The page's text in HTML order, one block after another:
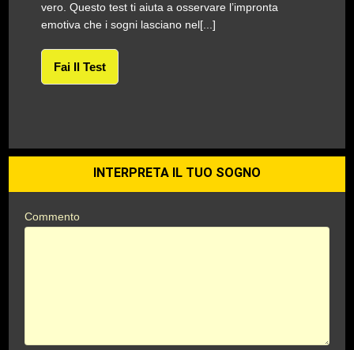
vero. Questo test ti aiuta a osservare l’impronta
emotiva che i sogni lasciano nel[...]
Fai Il Test
INTERPRETA IL TUO SOGNO
Commento